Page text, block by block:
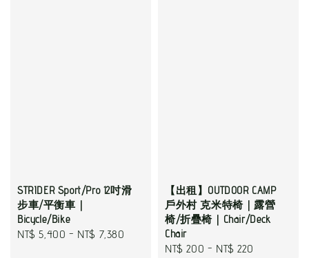
STRIDER Sport/Pro 12吋滑
步車/平衡車｜
Bicycle/Bike
Regular
NT$ 5,400 - NT$ 7,380
【出租】OUTDOOR CAMP
戶外村 克米特椅｜露營
椅/折疊椅｜Chair/Deck
Chair
Regular
NT$ 200 - NT$ 220